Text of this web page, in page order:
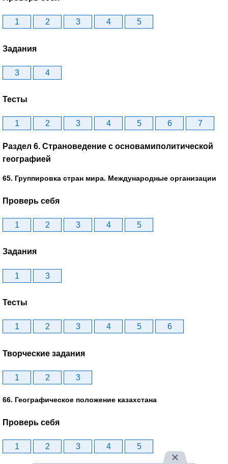
1 2 3 4 5
Задания
3 4
Тесты
1 2 3 4 5 6 7
Раздел 6. Страноведение с основамиполитической
географией
65. Группировка стран мира. Международные организации
Проверь себя
1 2 3 4 5
Задания
1 3
Тесты
1 2 3 4 5 6
Творческие задания
1 2 3
66. Географическое положение казахстана
Проверь себя
1 2 3 4 5